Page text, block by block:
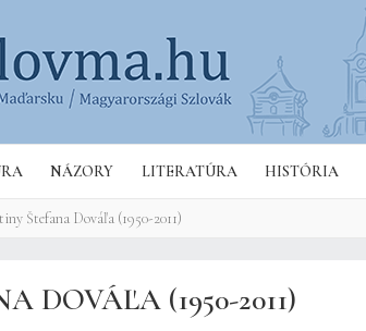
NÁZORY LITERATÚRA HISTÓRIA
Štefana Dováľa (1950-2011)
DOVÁĽA (1950-2011)